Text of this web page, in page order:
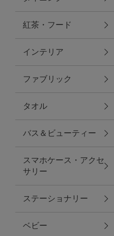
トラベルグッズ
ランチ
バッグ
キッチン・ダイニング
ダイニング
キッチン
紅茶・フード
インテリア
ファブリック
タオル
バス＆ビューティー
スマホケース・アクセ
サリー
ステーショナリー
ベビー